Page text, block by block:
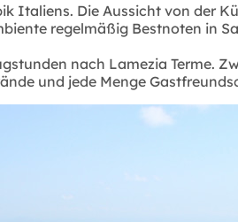
Italiens. Die Aussicht von der
regelmäßig Bestnoten in
nach Lamezia Terme.
und jede Menge